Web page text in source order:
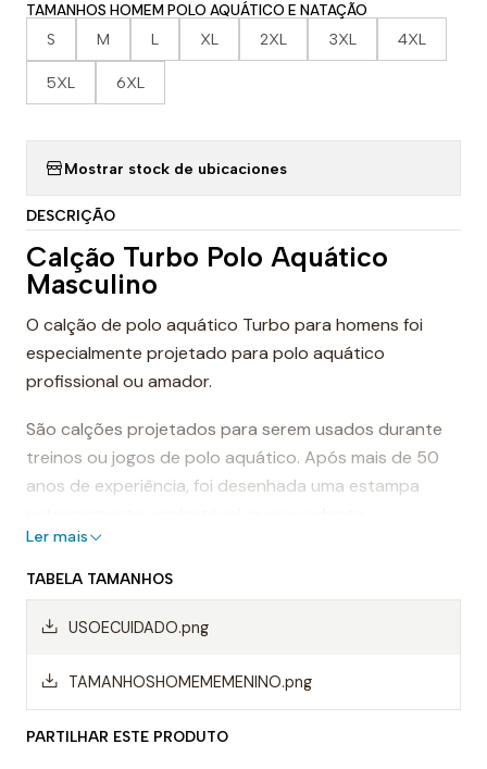
TAMANHOS HOMEM POLO AQUÁTICO E NATAÇÃO
S M L XL 2XL 3XL 4XL
5XL 6XL
Mostrar stock de ubicaciones
DESCRIÇÃO
Calção Turbo Polo Aquático
Masculino
O calção de polo aquático Turbo para homens foi
especialmente projetado para polo aquático
profissional ou amador.
São calções projetados para serem usados durante
treinos ou jogos de polo aquático. Após mais de 50
anos de experiência, foi desenhada uma estampa
perfeitamente ao corpo, proporcionando conforto e
sensação de leveza.
Dessa forma, os calções de polo aquático facilitam a
permitindo um movimento mais rápido ao nadar.
Ler mais
TABELA TAMANHOS
USOECUIDADO.png
TAMANHOSHOMEMEMENINO.png
PARTILHAR ESTE PRODUTO